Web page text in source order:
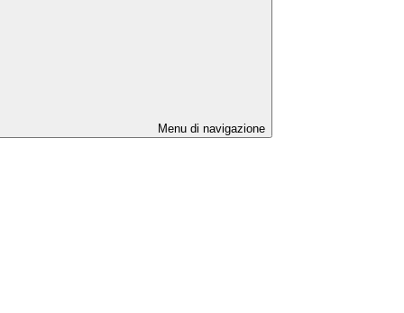
Menu di navigazione